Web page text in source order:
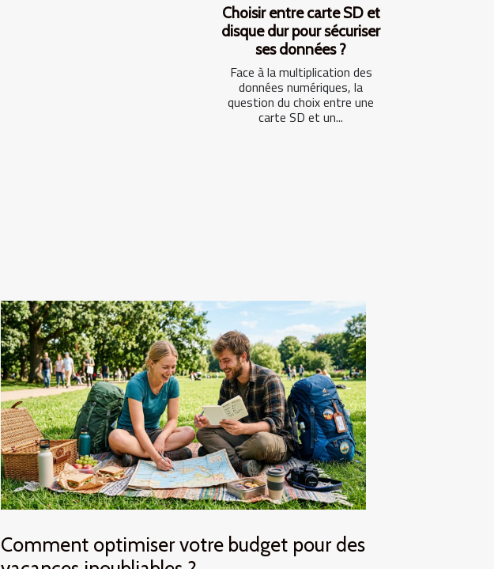
Choisir entre carte SD et
disque dur pour sécuriser
ses données ?
Face à la multiplication des
données numériques, la
question du choix entre une
carte SD et un...
Comment optimiser votre budget pour des